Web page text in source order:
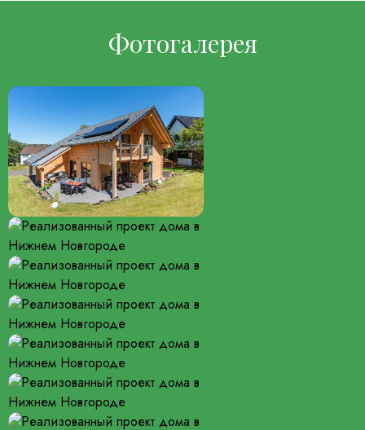
Фотогалерея